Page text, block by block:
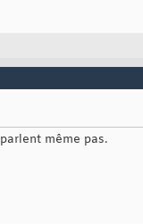
même pas.